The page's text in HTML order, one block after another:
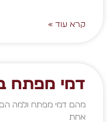
קרא עוד »
דמי מפתח
מהם דמי מפתח ולמה הם
אחת